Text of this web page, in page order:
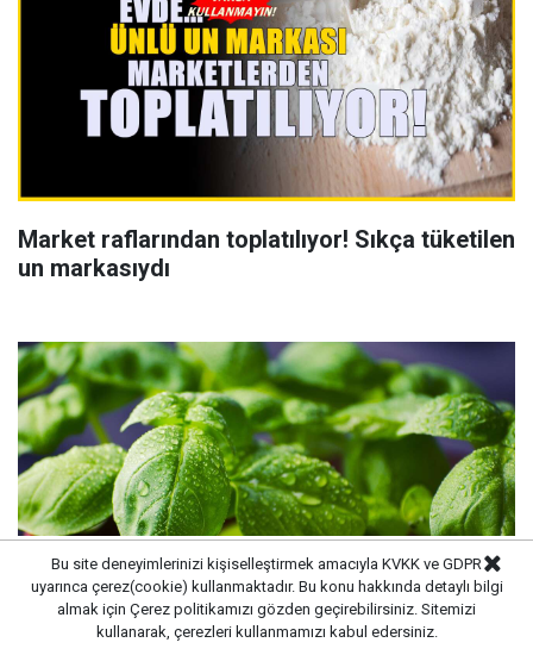
Market raflarından toplatılıyor! Sıkça tüketilen
un markasıydı
Bu site deneyimlerinizi kişiselleştirmek amacıyla KVKK ve GDPR
uyarınca çerez(cookie) kullanmaktadır. Bu konu hakkında detaylı bilgi
almak için Çerez politikamızı gözden geçirebilirsiniz. Sitemizi
kullanarak, çerezleri kullanmamızı kabul edersiniz.